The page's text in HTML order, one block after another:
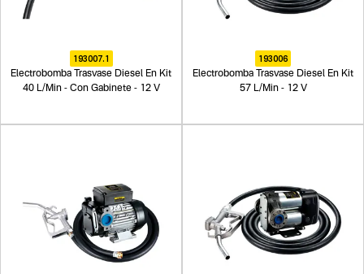
193007.1
Electrobomba Trasvase Diesel En Kit
40 L/Min - Con Gabinete - 12 V
193006
Electrobomba Trasvase Diesel En Kit
57 L/Min - 12 V